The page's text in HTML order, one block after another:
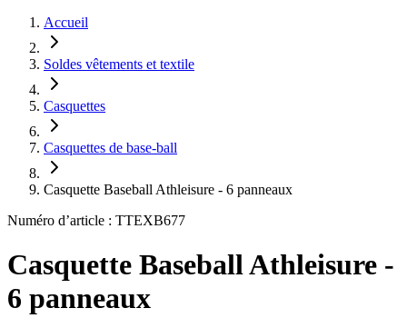
Accueil
Soldes vêtements et textile
Casquettes
Casquettes de base-ball
Casquette Baseball Athleisure - 6 panneaux
Numéro d’article : TTEXB677
Casquette Baseball Athleisure -
6 panneaux